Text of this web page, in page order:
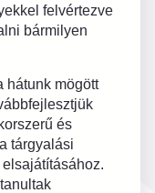
felvértezve
bármilyen
hátunk mögött
és
tárgyalási